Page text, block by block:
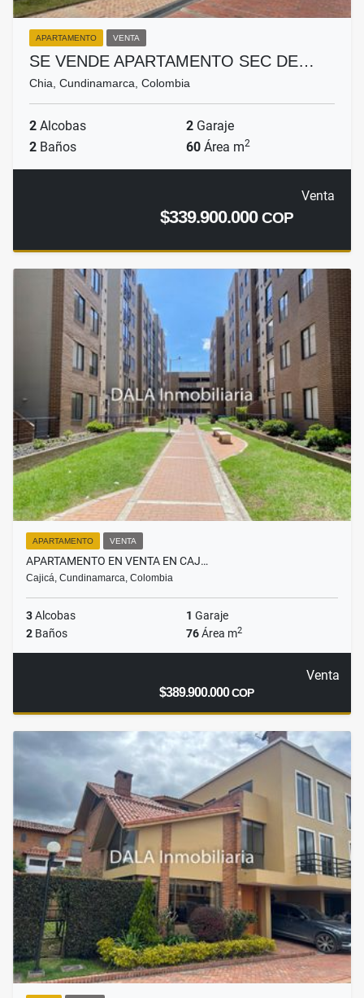
APARTAMENTO VENTA
SE VENDE APARTAMENTO SEC DE…
Chia, Cundinamarca, Colombia
2 Alcobas 2 Garaje
2 Baños 60 Área m2
Venta
$339.900.000COP
APARTAMENTO VENTA
APARTAMENTO EN VENTA EN CAJ…
Cajicá, Cundinamarca, Colombia
3Alcobas 1 Garaje
2 Baños 76Área m2
Venta
$389.900.000COP